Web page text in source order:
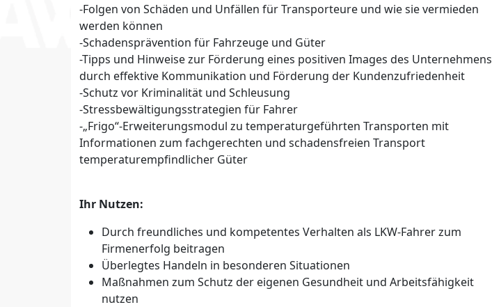
-Folgen von Schäden und Unfällen für Transporteure und wie sie vermieden
werden können
-Schadensprävention für Fahrzeuge und Güter
-Tipps und Hinweise zur Förderung eines positiven Images des Unternehmens
durch effektive Kommunikation und Förderung der Kundenzufriedenheit
-Schutz vor Kriminalität und Schleusung
-Stressbewältigungsstrategien für Fahrer
-„Frigo“-Erweiterungsmodul zu temperaturgeführten Transporten mit
Informationen zum fachgerechten und schadensfreien Transport
temperaturempfindlicher Güter
Ihr Nutzen:
Durch freundliches und kompetentes Verhalten als LKW-Fahrer zum
Firmenerfolg beitragen
Überlegtes Handeln in besonderen Situationen
Maßnahmen zum Schutz der eigenen Gesundheit und Arbeitsfähigkeit
nutzen